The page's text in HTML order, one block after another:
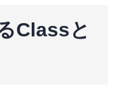
Classと